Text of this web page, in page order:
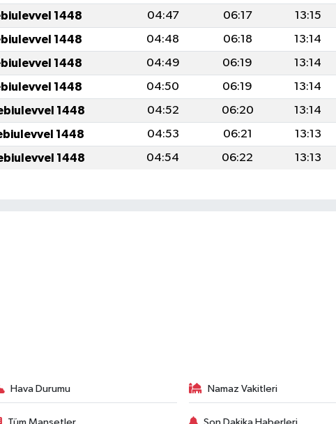
1448 04:47 06:17 13:15
1448 04:48 06:18 13:14
1448 04:49 06:19 13:14
1448 04:50 06:19 13:14
1448 04:52 06:20 13:14
1448 04:53 06:21 13:13
1448 04:54 06:22 13:13
Hava Durumu Namaz Vakitleri